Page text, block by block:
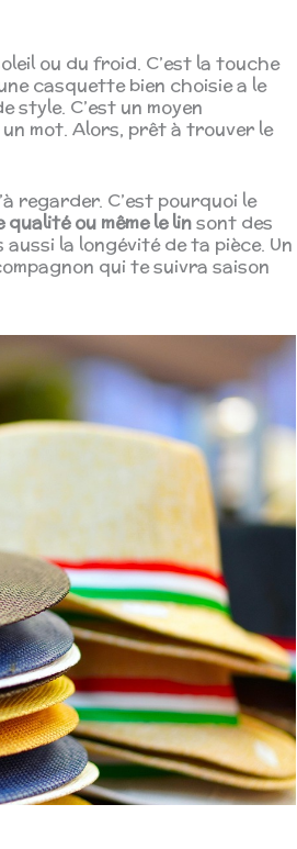
ou du froid. C’est la touche
casquette bien choisie a le
style. C’est un moyen
mot. Alors, prêt à trouver le
regarder. C’est pourquoi le
ou même le linsont des
la longévité de ta pièce. Un
qui te suivra saison